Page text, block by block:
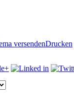
versendenDrucken